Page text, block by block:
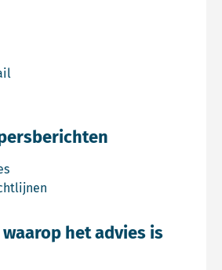
Toetsingsadvies
Advies voor richtlijnen
het advies is